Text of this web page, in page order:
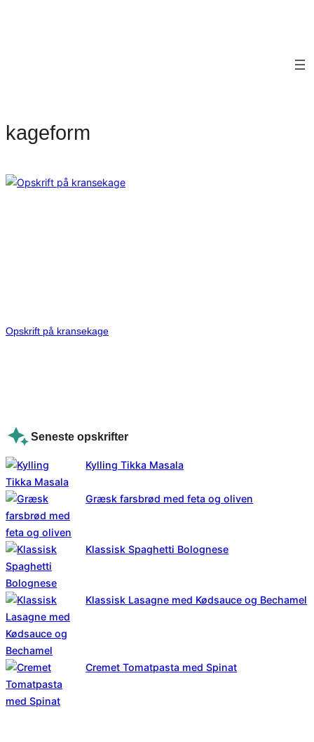
kageform
Opskrift på kransekage
Seneste opskrifter
Kylling Tikka Masala
Græsk farsbrød med feta og oliven
Klassisk Spaghetti Bolognese
Klassisk Lasagne med Kødsauce og Bechamel
Cremet Tomatpasta med Spinat